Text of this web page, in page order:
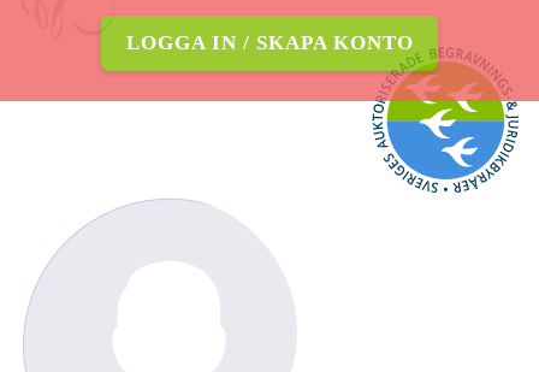
FRÅGOR OCH SVAR
LOGGA IN
LOGGA IN / SKAPA KONTO